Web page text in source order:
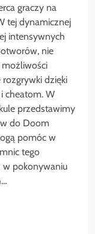
graczy na
tej dynamicznej
intensywnych
nie
możliwości
rozgrywki dzięki
cheatom. W
przedstawimy
do Doom
pomóc w
tego
w pokonywaniu